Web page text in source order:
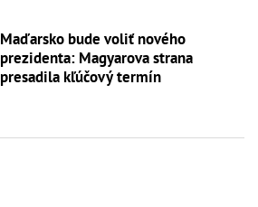
Maďarsko bude voliť nového
prezidenta: Magyarova strana
presadila kľúčový termín